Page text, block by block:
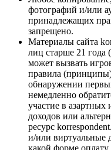
фотографий и/или
принадлежащих
запрещено.
Материалы сайта
лиц старше 21 года
может вызвать
правила
обнаружении
немедленно
участие в азартных
доходов или
ресурс
и/или виртуальные